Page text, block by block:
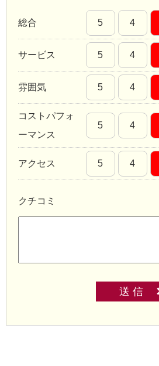
総合 5 4
サービス 5 4
雰囲気 5 4
コストパフォ
ーマンス
5 4
アクセス 5 4
クチコミ
送 信